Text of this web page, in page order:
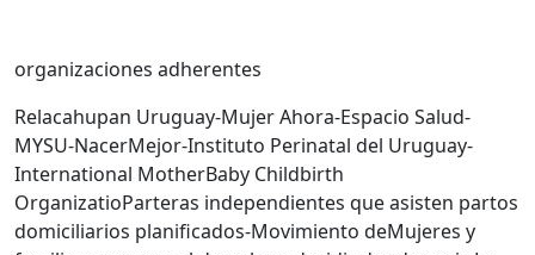
organizaciones adherentes
Relacahupan Uruguay-Mujer Ahora-Espacio Salud-
MYSU-NacerMejor-Instituto Perinatal del Uruguay-
International MotherBaby Childbirth
OrganizatioParteras independientes que asisten partos
domiciliarios planificados-Movimiento deMujeres y